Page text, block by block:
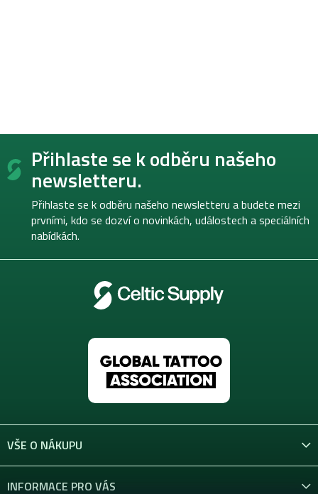
Z
Přihlaste se k odběru našeho
newsletteru.
Přihlaste se k odběru našeho newsletteru a budete mezi
prvními, kdo se dozví o novinkách, událostech a speciálních
nabídkách.
VŠE O NÁKUPU
INFORMACE PRO VÁS